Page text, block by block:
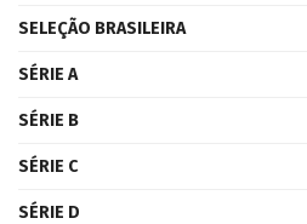
SELEÇÃO BRASILEIRA
SÉRIE A
SÉRIE B
SÉRIE C
SÉRIE D